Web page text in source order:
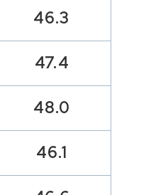
46.3
47.4
48.0
46.1